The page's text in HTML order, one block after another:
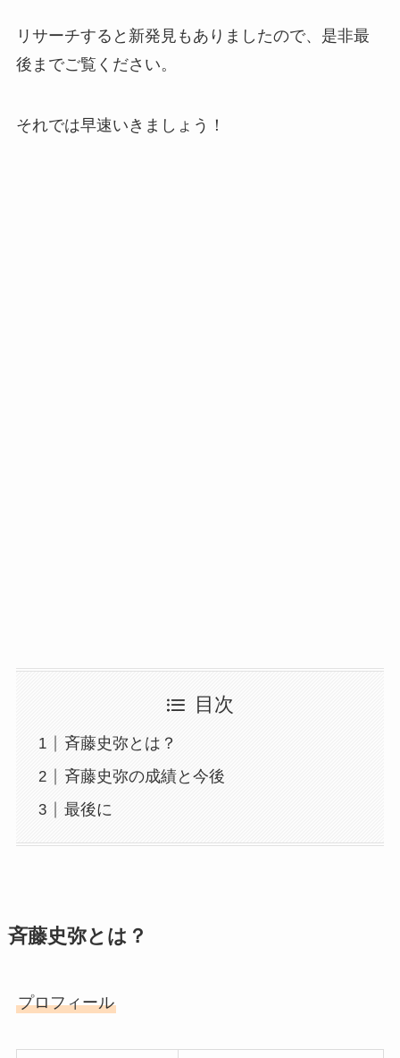
リサーチすると新発見もありましたので、是非最
後までご覧ください。
それでは早速いきましょう！
目次
斉藤史弥とは？
斉藤史弥の成績と今後
最後に
斉藤史弥とは？
プロフィール